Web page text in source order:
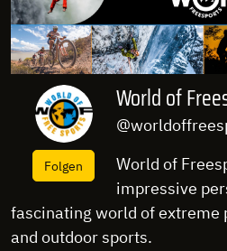
Folgen
World of
World of
impressive
fascinating world of extreme
and outdoor sports.